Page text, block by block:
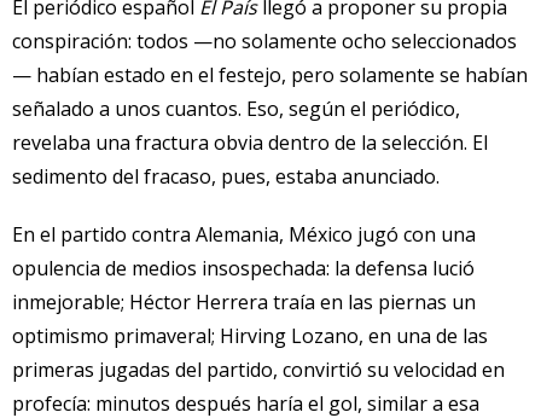
El periódico español El Paísllegó a proponer su propia
conspiración: todos —no solamente ocho seleccionados
— habían estado en el festejo, pero solamente se habían
señalado a unos cuantos. Eso, según el periódico,
revelaba una fractura obvia dentro de la selección. El
sedimento del fracaso, pues, estaba anunciado.
En el partido contra Alemania, México jugó con una
opulencia de medios insospechada: la defensa lució
inmejorable; Héctor Herrera traía en las piernas un
optimismo primaveral; Hirving Lozano, en una de las
primeras jugadas del partido, convirtió su velocidad en
profecía: minutos después haría el gol, similar a esa